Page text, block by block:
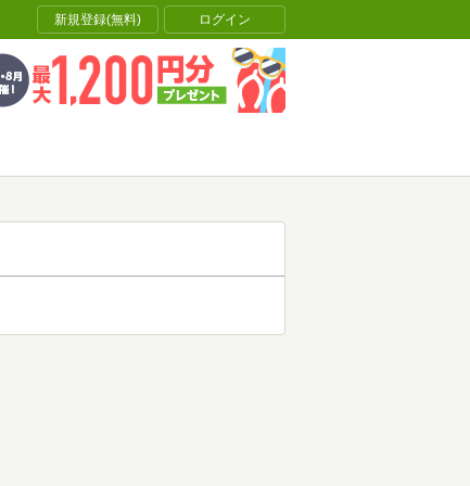
新規登録(無料) ログイン